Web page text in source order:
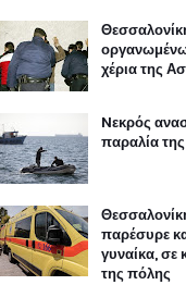
χέρια της
Nεκρός
παραλία
παρέσυρε
γυναίκα, σε
της πόλης